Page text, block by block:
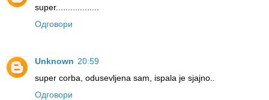
super..................
Одговори
Unknown 20:59
super corba, odusevljena sam, ispala je sjajno..
Одговори